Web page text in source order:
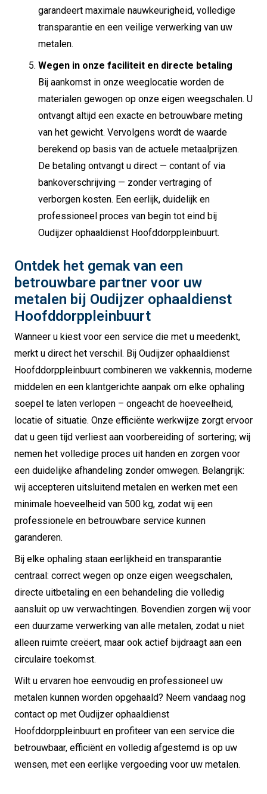
garandeert maximale nauwkeurigheid, volledige
transparantie en een veilige verwerking van uw
metalen.
Wegen in onze faciliteit en directe betaling
Bij aankomst in onze weeglocatie worden de
materialen gewogen op onze eigen weegschalen. U
ontvangt altijd een exacte en betrouwbare meting
van het gewicht. Vervolgens wordt de waarde
berekend op basis van de actuele metaalprijzen.
De betaling ontvangt u direct — contant of via
bankoverschrijving — zonder vertraging of
verborgen kosten. Een eerlijk, duidelijk en
professioneel proces van begin tot eind bij
Oudijzer ophaaldienst Hoofddorppleinbuurt.
Ontdek het gemak van een
betrouwbare partner voor uw
metalen bij Oudijzer ophaaldienst
Hoofddorppleinbuurt
Wanneer u kiest voor een service die met u meedenkt,
merkt u direct het verschil. Bij Oudijzer ophaaldienst
Hoofddorppleinbuurt combineren we vakkennis, moderne
middelen en een klantgerichte aanpak om elke ophaling
soepel te laten verlopen – ongeacht de hoeveelheid,
locatie of situatie. Onze efficiënte werkwijze zorgt ervoor
dat u geen tijd verliest aan voorbereiding of sortering; wij
nemen het volledige proces uit handen en zorgen voor
een duidelijke afhandeling zonder omwegen. Belangrijk:
wij accepteren uitsluitend metalen en werken met een
minimale hoeveelheid van 500 kg, zodat wij een
professionele en betrouwbare service kunnen
garanderen.
Bij elke ophaling staan eerlijkheid en transparantie
centraal: correct wegen op onze eigen weegschalen,
directe uitbetaling en een behandeling die volledig
aansluit op uw verwachtingen. Bovendien zorgen wij voor
een duurzame verwerking van alle metalen, zodat u niet
alleen ruimte creëert, maar ook actief bijdraagt aan een
circulaire toekomst.
Wilt u ervaren hoe eenvoudig en professioneel uw
metalen kunnen worden opgehaald? Neem vandaag nog
contact op met Oudijzer ophaaldienst
Hoofddorppleinbuurt en profiteer van een service die
betrouwbaar, efficiënt en volledig afgestemd is op uw
wensen, met een eerlijke vergoeding voor uw metalen.